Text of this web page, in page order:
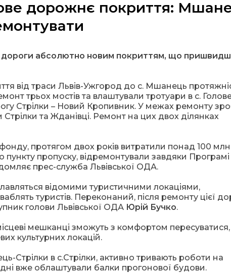
дорожнє покриття:
абсолютно новим покриттям, що
від траси Львів-Ужгород до с. Мшанець
трьох мостів та влаштували тротуари в с.
Стрілки – Новий Кропивник. У межах ремонту
та Жданівці. Ремонт на цих двох ділянках
протягом двох років витратили понад 100 млн
пропуску, відремонтували завдяки Програмі
прес-служба Львівської ОДА.
відомими туристичними локаціями,
туристів. Переконаний, після ремонту цієї
голови Львівської ОДА Юрій Бучко.
мешканці зможуть з комфортом пересуватися,
культурних локацій.
Стрілки в с.Стрілки, активно тривають роботи на
вже облаштували балки прогонової будови.